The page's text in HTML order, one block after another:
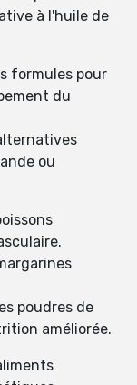
à l'huile de
formules pour
du
ou
poudres de
améliorée.